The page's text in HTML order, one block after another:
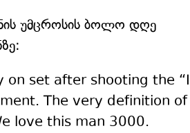
უმცროსის ბოლო დღე
on set after shooting the “I
The very definition of
love this man 3000.